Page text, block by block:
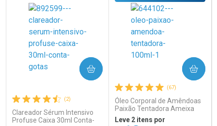
Ativar Desconto
Comprar sem Desconto
Por R$ 14,39/cada
Comprar sem Desconto
Comprar sem Desconto
Por R$ 189,99/cada
Comprar sem Desconto
Por R$ 189,99/cada
(2)
Clareador Sérum Intensivo
Profuse Caixa 30ml Conta-
COMPRAR
(67)
Óleo Corporal de Amêndoas
Paixão Tentadora Ameixa
Rubi 100ml
Leve 2 itens por
COMPRAR